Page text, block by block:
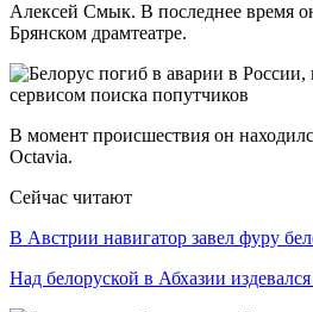
Алексей Смык. В последнее время
Брянском драмтеатре.
В момент происшествия он
Octavia.
Сейчас читают
В Австрии навигатор завел фуру
Над белоруской в Абхазии